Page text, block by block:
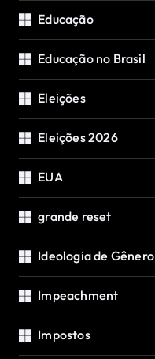
Educação
Educação no Brasil
Eleições
Eleições 2026
EUA
grande reset
Ideologia de Gênero
Impeachment
Impostos